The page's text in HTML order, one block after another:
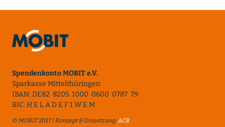
Spendenkonto MOBIT e.V.
Sparkasse Mittelthüringen
IBAN: DE82 8205 1000 0600 0787 79
BIC: H E L A D E F 1 W E M
© MOBIT 2017 | Konzept & Umsetzung:ACB